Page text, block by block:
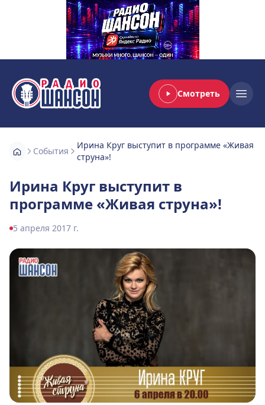
Радио Шансон Смотреть
События
Ирина Круг выступит в программе «Живая
струна»!
Ирина Круг выступит в
программе «Живая струна»!
5 апреля 2017 г.